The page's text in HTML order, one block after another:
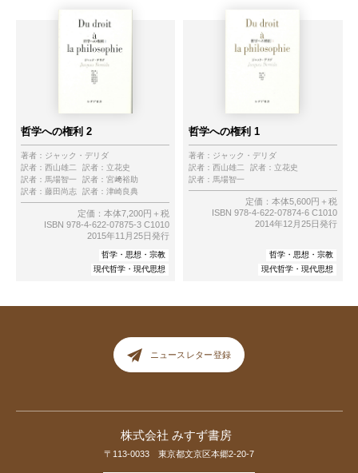
哲学への権利 2
著者： ジャック・デリダ
訳者： 西山雄二 訳者： 立花史
訳者： 馬場智一 訳者： 宮﨑裕助
訳者： 藤田尚志 訳者： 津崎良典
定価：本体7,200円＋税
ISBN 978-4-622-07875-3 C1010
2015年11月25日発行
哲学・思想・宗教
現代哲学・現代思想
哲学への権利 1
著者： ジャック・デリダ
訳者： 西山雄二 訳者： 立花史
訳者： 馬場智一
定価：本体5,600円＋税
ISBN 978-4-622-07874-6 C1010
2014年12月25日発行
哲学・思想・宗教
現代哲学・現代思想
ニュースレター登録
株式会社 みすず書房
〒113-0033 東京都文京区本郷2-20-7